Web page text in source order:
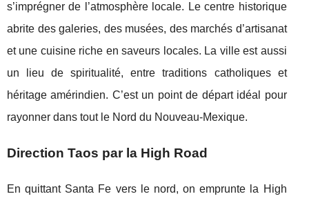
s’imprégner de l’atmosphère locale. Le centre historique
abrite des galeries, des musées, des marchés d’artisanat
et une cuisine riche en saveurs locales. La ville est aussi
un lieu de spiritualité, entre traditions catholiques et
héritage amérindien. C’est un point de départ idéal pour
rayonner dans tout le Nord du Nouveau-Mexique.
Direction Taos par la High Road
En quittant Santa Fe vers le nord, on emprunte la High